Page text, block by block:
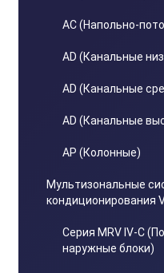
AC (Напольно-
AD (Канальные
AD (Канальные
AD (Канальные
AP (Колонные)
Мультизональные
кондиционирования
Серия MRV IV-C
наружные блоки)